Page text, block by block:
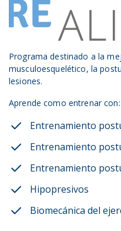
Programa destinado a la
musculoesquelético, la
lesiones.
Aprende como entrenar con:
Entrenamiento
Entrenamiento
Entrenamiento
Hipopresivos
Biomecánica del